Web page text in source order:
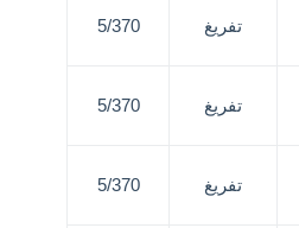
تفريغ 5/370
تفريغ 5/370
تفريغ 5/370